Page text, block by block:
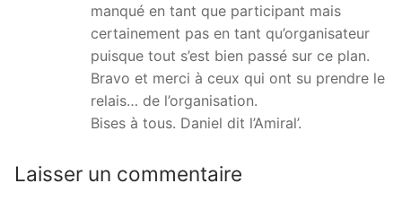
manqué en tant que participant mais
certainement pas en tant qu’organisateur
puisque tout s’est bien passé sur ce plan.
Bravo et merci à ceux qui ont su prendre le
relais… de l’organisation.
Bises à tous. Daniel dit l’Amiral’.
Laisser un commentaire